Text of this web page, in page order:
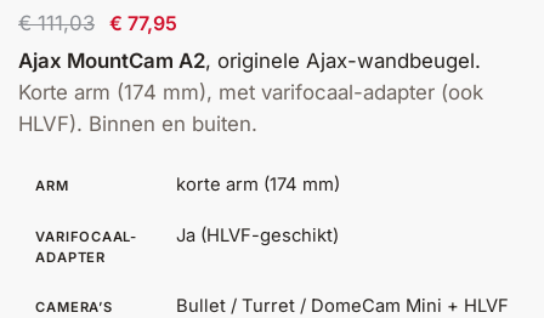
Inbraakbeveiliging
Merken
Help &
service
€111,03 € 77,95
Ajax MountCam A2, originele Ajax-wandbeugel.
Korte arm (174 mm), met varifocaal-adapter (ook
HLVF). Binnen en buiten.
ARM korte arm (174 mm)
VARIFOCAAL-
ADAPTER
Ja (HLVF-geschikt)
CAMERA’S Bullet / Turret / DomeCam Mini + HLVF